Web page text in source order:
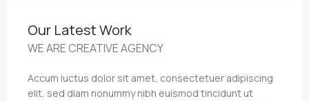
Our Latest Work
WE ARE CREATIVE AGENCY
Accum luctus dolor sit amet, consectetuer adipiscing
elit, sed diam nonummy nibh euismod tincidunt ut